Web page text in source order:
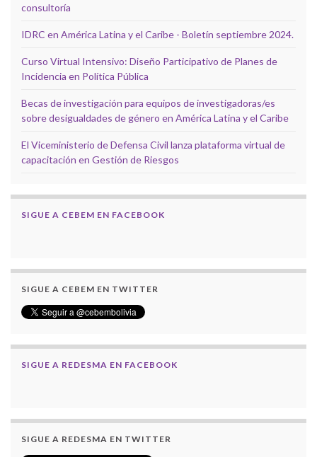
consultoría
IDRC en América Latina y el Caribe - Boletín septiembre 2024.
Curso Virtual Intensivo: Diseño Participativo de Planes de
Incidencia en Política Pública
Becas de investigación para equipos de investigadoras/es
sobre desigualdades de género en América Latina y el Caribe
El Viceministerio de Defensa Civil lanza plataforma virtual de
capacitación en Gestión de Riesgos
SIGUE A CEBEM EN FACEBOOK
SIGUE A CEBEM EN TWITTER
SIGUE A REDESMA EN FACEBOOK
SIGUE A REDESMA EN TWITTER